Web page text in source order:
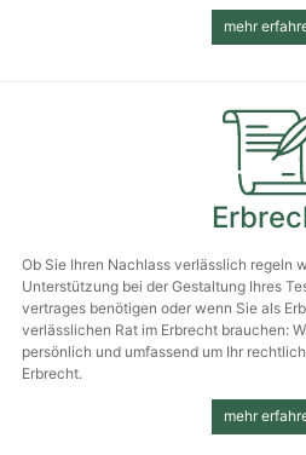
mehr
Ob Sie Ihren Nachlass verlässlich regeln
Unter­stützung bei der Gestaltung Ihres
vertrages benötigen oder wenn Sie als
verlässlichen Rat im Erb­recht brauchen:
persönlich und umfassend um Ihr
Erbrecht.
mehr